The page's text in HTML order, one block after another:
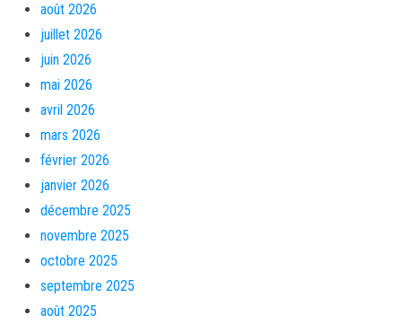
août 2026
juillet 2026
juin 2026
mai 2026
avril 2026
mars 2026
février 2026
janvier 2026
décembre 2025
novembre 2025
octobre 2025
septembre 2025
août 2025